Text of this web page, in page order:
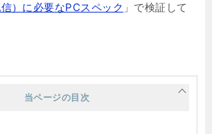
）に必要なPCスペック 」で検証して
当ページの目次